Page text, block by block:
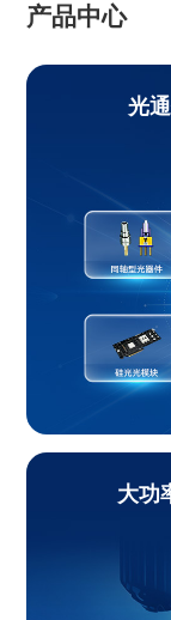
产品中心
光
大功